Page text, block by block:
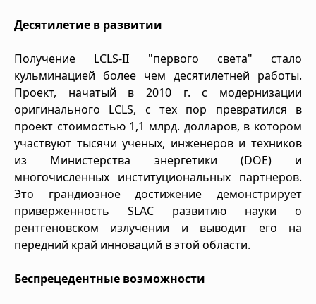
Десятилетие в развитии
Получение LCLS-II "первого света" стало
кульминацией более чем десятилетней работы.
Проект, начатый в 2010 г. с модернизации
оригинального LCLS, с тех пор превратился в
проект стоимостью 1,1 млрд. долларов, в котором
участвуют тысячи ученых, инженеров и техников
из Министерства энергетики (DOE) и
многочисленных институциональных партнеров.
Это грандиозное достижение демонстрирует
приверженность SLAC развитию науки о
рентгеновском излучении и выводит его на
передний край инноваций в этой области.
Беспрецедентные возможности